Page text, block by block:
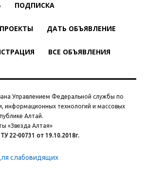
ПОДПИСКА
ДАТЬ ОБЪЯВЛЕНИЕ
ВСЕ ОБЪЯВЛЕНИЯ
Управлением Федеральной службы по
информационных технологий и массовых
Алтай.
«Звезда Алтая»
22-00731 от 19.10.2018г.
слабовидящих